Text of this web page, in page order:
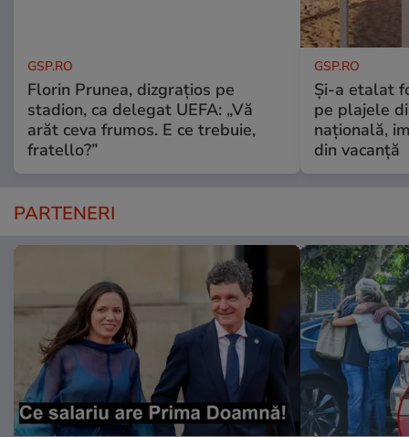
GSP.RO
Florin Prunea, dizgrațios pe
stadion, ca delegat UEFA: „Vă
arăt ceva frumos. E ce trebuie,
fratello?”
GSP.RO
Și-a etalat
pe plajele
națională,
din vacanță
PARTENERI